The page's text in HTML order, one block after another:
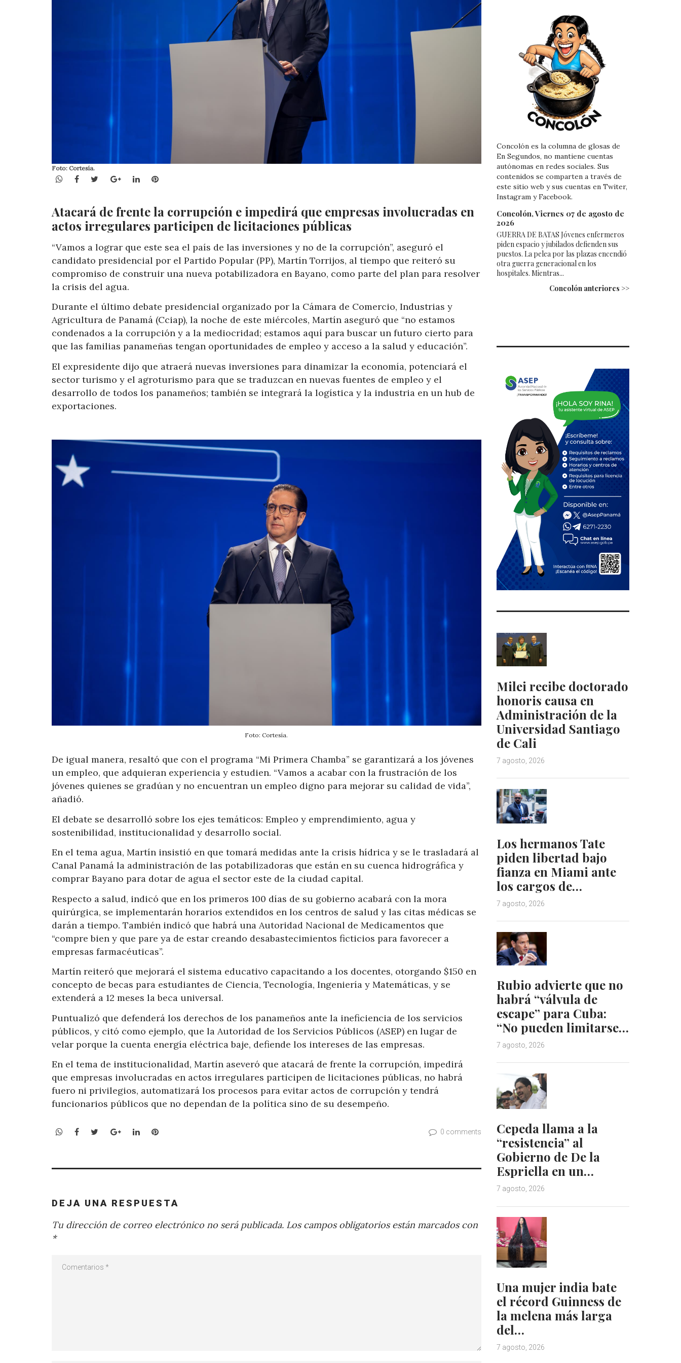
Foto: Cortesía.
WhatsApp
Facebook
TwitterGoogle+LinkedInPinterest
Atacará de frente la corrupción e impedirá que empresas involucradas en
actos irregulares participen de licitaciones públicas
“Vamos a lograr que este sea el país de las inversiones y no de la corrupción”, aseguró el
candidato presidencial por el Partido Popular (PP), Martín Torrijos, al tiempo que reiteró su
compromiso de construir una nueva potabilizadora en Bayano, como parte del plan para resolver
la crisis del agua.
Durante el último debate presidencial organizado por la Cámara de Comercio, Industrias y
Agricultura de Panamá (Cciap), la noche de este miércoles, Martín aseguró que “no estamos
condenados a la corrupción y a la mediocridad; estamos aquí para buscar un futuro cierto para
que las familias panameñas tengan oportunidades de empleo y acceso a la salud y educación”.
El expresidente dijo que atraerá nuevas inversiones para dinamizar la economía, potenciará el
sector turismo y el agroturismo para que se traduzcan en nuevas fuentes de empleo y el
desarrollo de todos los panameños; también se integrará la logística y la industria en un hub de
exportaciones.
Foto: Cortesía.
De igual manera, resaltó que con el programa “Mi Primera Chamba” se garantizará a los jóvenes
un empleo, que adquieran experiencia y estudien. “Vamos a acabar con la frustración de los
jóvenes quienes se gradúan y no encuentran un empleo digno para mejorar su calidad de vida”,
añadió.
El debate se desarrolló sobre los ejes temáticos: Empleo y emprendimiento, agua y
sostenibilidad, institucionalidad y desarrollo social.
En el tema agua, Martín insistió en que tomará medidas ante la crisis hídrica y se le trasladará al
Canal Panamá la administración de las potabilizadoras que están en su cuenca hidrográfica y
comprar Bayano para dotar de agua el sector este de la ciudad capital.
Respecto a salud, indicó que en los primeros 100 días de su gobierno acabará con la mora
quirúrgica, se implementarán horarios extendidos en los centros de salud y las citas médicas se
darán a tiempo. También indicó que habrá una Autoridad Nacional de Medicamentos que
“compre bien y que pare ya de estar creando desabastecimientos ficticios para favorecer a
empresas farmacéuticas”.
Martín reiteró que mejorará el sistema educativo capacitando a los docentes, otorgando $150 en
concepto de becas para estudiantes de Ciencia, Tecnología, Ingeniería y Matemáticas, y se
extenderá a 12 meses la beca universal.
Puntualizó que defenderá los derechos de los panameños ante la ineficiencia de los servicios
públicos, y citó como ejemplo, que la Autoridad de los Servicios Públicos (ASEP) en lugar de
velar porque la cuenta energía eléctrica baje, defiende los intereses de las empresas.
En el tema de institucionalidad, Martín aseveró que atacará de frente la corrupción, impedirá
que empresas involucradas en actos irregulares participen de licitaciones públicas, no habrá
fuero ni privilegios, automatizará los procesos para evitar actos de corrupción y tendrá
funcionarios públicos que no dependan de la política sino de su desempeño.
WhatsApp
Facebook
TwitterGoogle+LinkedInPinterest 0 comments
DEJA UNA RESPUESTA
Tu dirección de correo electrónico no será publicada. Los campos obligatorios están marcados con
*
Concolón es la columna de glosas de
En Segundos, no mantiene cuentas
autónomas en redes sociales. Sus
contenidos se comparten a través de
este sitio web y sus cuentas en Twiter,
Instagram y Facebook.
Concolón, Viernes 07 de agosto de
2026
GUERRA DE BATAS Jóvenes enfermeros
piden espacio y jubilados defienden sus
puestos. La pelea por las plazas encendió
otra guerra generacional en los
hospitales. Mientras...
Concolón anteriores >>
Milei recibe doctorado
honoris causa en
Administración de la
Universidad Santiago
de Cali
7 agosto, 2026
Los hermanos Tate
piden libertad bajo
fianza en Miami ante
los cargos de…
7 agosto, 2026
Rubio advierte que no
habrá “válvula de
escape” para Cuba:
“No pueden limitarse…
7 agosto, 2026
Cepeda llama a la
“resistencia” al
Gobierno de De la
Espriella en un…
7 agosto, 2026
Una mujer india bate
el récord Guinness de
la melena más larga
del…
7 agosto, 2026